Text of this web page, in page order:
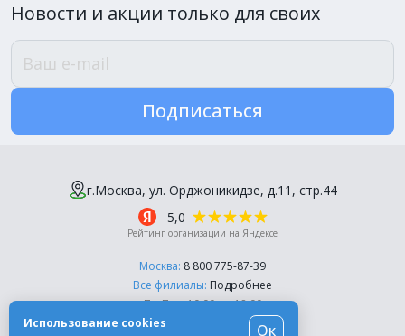
Новости и акции только для своих
Подписаться
г.Москва, ул. Орджоникидзе, д.11, стр.44
5,0
Рейтинг организации на Яндексе
Москва: 8 800 775-87-39
Все филиалы: Подробнее
Пн-Пт, с 10:00 до 18:00
Использование cookies
Ок